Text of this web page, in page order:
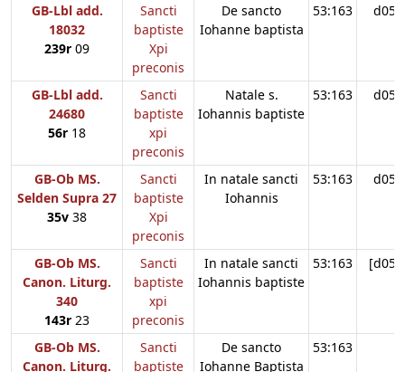
GB-Lbl add.
18032
239r 09
Sancti
baptiste
Xpi
preconis
De sancto
Iohanne baptista
53:163 d05
GB-Lbl add.
24680
56r 18
Sancti
baptiste
xpi
preconis
Natale s.
Iohannis baptiste
53:163 d05
GB-Ob MS.
Selden Supra 27
35v 38
Sancti
baptiste
Xpi
preconis
In natale sancti
Iohannis
53:163 d05
GB-Ob MS.
Canon. Liturg.
340
143r 23
Sancti
baptiste
xpi
preconis
In natale sancti
Iohannis baptiste
53:163 [d05]
GB-Ob MS.
Canon. Liturg.
Sancti
baptiste
De sancto
Iohanne Baptista
53:163